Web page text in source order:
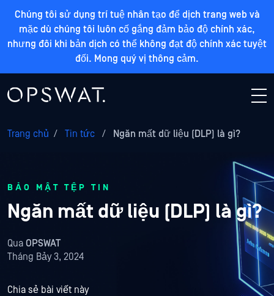
Chúng tôi sử dụng trí tuệ nhân tạo để dịch trang web và
mặc dù chúng tôi luôn cố gắng đảm bảo độ chính xác,
nhưng đôi khi bản dịch có thể không đạt độ chính xác tuyệt
đối. Mong quý vị thông cảm.
Trang chủ / Tin tức / Ngăn mất dữ liệu (DLP) là gì?
BẢO MẬT TỆP TIN
Ngăn mất dữ liệu (DLP) là gì?
Qua OPSWAT
Tháng Bảy 3, 2024
Chia sẻ bài viết này